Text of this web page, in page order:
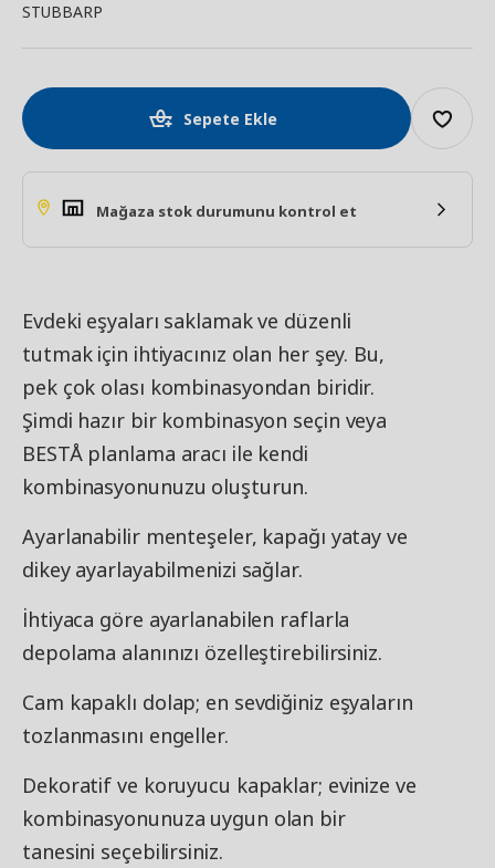
STUBBARP
Sepete Ekle
Mağaza stok durumunu kontrol et
Evdeki eşyaları saklamak ve düzenli
tutmak için ihtiyacınız olan her şey. Bu,
pek çok olası kombinasyondan biridir.
Şimdi hazır bir kombinasyon seçin veya
BESTÅ planlama aracı ile kendi
kombinasyonunuzu oluşturun.
Ayarlanabilir menteşeler, kapağı yatay ve
dikey ayarlayabilmenizi sağlar.
İhtiyaca göre ayarlanabilen raflarla
depolama alanınızı özelleştirebilirsiniz.
Cam kapaklı dolap; en sevdiğiniz eşyaların
tozlanmasını engeller.
Dekoratif ve koruyucu kapaklar; evinize ve
kombinasyonunuza uygun olan bir
tanesini seçebilirsiniz.